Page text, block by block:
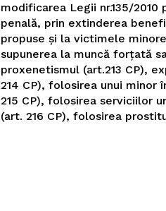
modificarea Legii nr.135/
penală, prin extinderea
propuse și la victimele
supunerea la muncă forțată
proxenetismul (art.213 CP),
214 CP), folosirea unui minor
215 CP), folosirea serviciilor
(art. 216 CP), folosirea